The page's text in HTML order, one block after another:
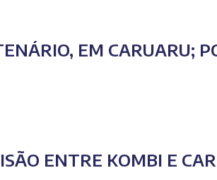
EM CARUARU;
ENTRE KOMBI E